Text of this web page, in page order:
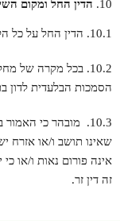
הדין החל ומקום
10.1. הדין החל על כל הקשור באתר זה הוא הדין הישראלי בלבד.
10.2. בכל מקרה של
הסמכות הבלעדית לדון
שאינו תושב ו/או
אינה פורום נאות ו/או
זה דין זר.